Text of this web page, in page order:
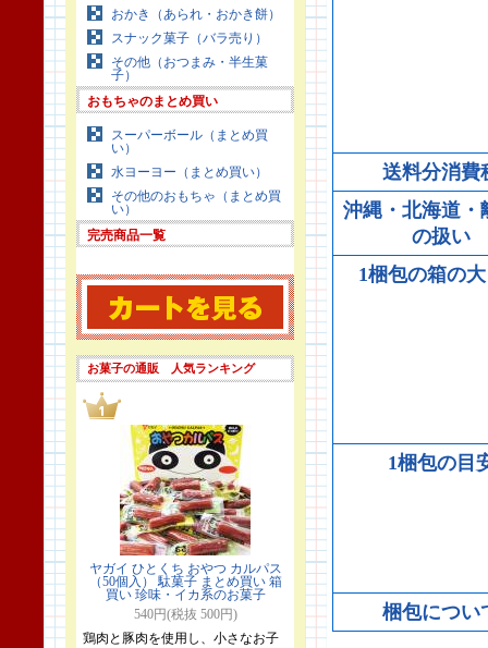
おかき（あられ・おかき餅）
スナック菓子（バラ売り）
その他（おつまみ・半生菓
子）
おもちゃのまとめ買い
スーパーボール（まとめ買
い）
水ヨーヨー（まとめ買い）
その他のおもちゃ（まとめ買
い）
完売商品一覧
お菓子の通販 人気ランキング
ヤガイ ひとくち おやつ カルパス
（50個入） 駄菓子 まとめ買い 箱
買い 珍味・イカ系のお菓子
540円(税抜 500円)
鶏肉と豚肉を使用し、小さなお子
送料分消費
沖縄・北海道・
の扱い
1梱包の箱の
1梱包の目
梱包につい